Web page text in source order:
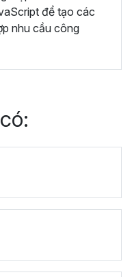
để tạo các
nhu cầu công